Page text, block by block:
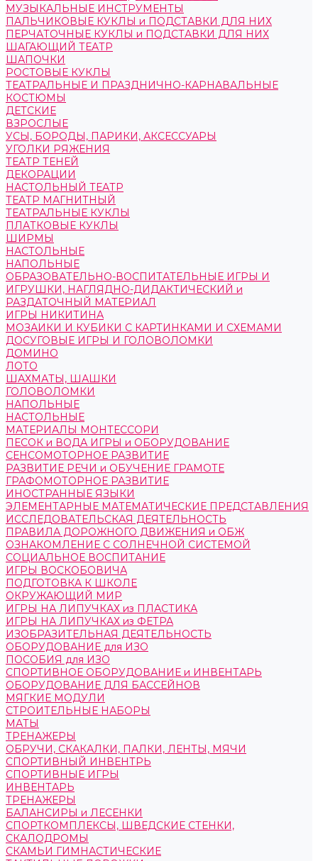
МУЗЫКАЛЬНЫЕ ИНСТРУМЕНТЫ
ПАЛЬЧИКОВЫЕ КУКЛЫ и ПОДСТАВКИ ДЛЯ НИХ
ПЕРЧАТОЧНЫЕ КУКЛЫ и ПОДСТАВКИ ДЛЯ НИХ
ШАГАЮЩИЙ ТЕАТР
ШАПОЧКИ
РОСТОВЫЕ КУКЛЫ
ТЕАТРАЛЬНЫЕ И ПРАЗДНИЧНО-КАРНАВАЛЬНЫЕ
КОСТЮМЫ
ДЕТСКИЕ
ВЗРОСЛЫЕ
УСЫ, БОРОДЫ, ПАРИКИ, АКСЕССУАРЫ
УГОЛКИ РЯЖЕНИЯ
ТЕАТР ТЕНЕЙ
ДЕКОРАЦИИ
НАСТОЛЬНЫЙ ТЕАТР
ТЕАТР МАГНИТНЫЙ
ТЕАТРАЛЬНЫЕ КУКЛЫ
ПЛАТКОВЫЕ КУКЛЫ
ШИРМЫ
НАСТОЛЬНЫЕ
НАПОЛЬНЫЕ
ОБРАЗОВАТЕЛЬНО-ВОСПИТАТЕЛЬНЫЕ ИГРЫ И
ИГРУШКИ, НАГЛЯДНО-ДИДАКТИЧЕСКИЙ и
РАЗДАТОЧНЫЙ МАТЕРИАЛ
ИГРЫ НИКИТИНА
МОЗАИКИ И КУБИКИ С КАРТИНКАМИ И СХЕМАМИ
ДОСУГОВЫЕ ИГРЫ И ГОЛОВОЛОМКИ
ДОМИНО
ЛОТО
ШАХМАТЫ, ШАШКИ
ГОЛОВОЛОМКИ
НАПОЛЬНЫЕ
НАСТОЛЬНЫЕ
МАТЕРИАЛЫ МОНТЕССОРИ
ПЕСОК и ВОДА ИГРЫ и ОБОРУДОВАНИЕ
СЕНСОМОТОРНОЕ РАЗВИТИЕ
РАЗВИТИЕ РЕЧИ и ОБУЧЕНИЕ ГРАМОТЕ
ГРАФОМОТОРНОЕ РАЗВИТИЕ
ИНОСТРАННЫЕ ЯЗЫКИ
ЭЛЕМЕНТАРНЫЕ МАТЕМАТИЧЕСКИЕ ПРЕДСТАВЛЕНИЯ
ИССЛЕДОВАТЕЛЬСКАЯ ДЕЯТЕЛЬНОСТЬ
ПРАВИЛА ДОРОЖНОГО ДВИЖЕНИЯ и ОБЖ
ОЗНАКОМЛЕНИЕ С СОЛНЕЧНОЙ СИСТЕМОЙ
СОЦИАЛЬНОЕ ВОСПИТАНИЕ
ИГРЫ ВОСКОБОВИЧА
ПОДГОТОВКА К ШКОЛЕ
ОКРУЖАЮЩИЙ МИР
ИГРЫ НА ЛИПУЧКАХ из ПЛАСТИКА
ИГРЫ НА ЛИПУЧКАХ из ФЕТРА
ИЗОБРАЗИТЕЛЬНАЯ ДЕЯТЕЛЬНОСТЬ
ОБОРУДОВАНИЕ для ИЗО
ПОСОБИЯ для ИЗО
СПОРТИВНОЕ ОБОРУДОВАНИЕ и ИНВЕНТАРЬ
ОБОРУДОВАНИЕ ДЛЯ БАССЕЙНОВ
МЯГКИЕ МОДУЛИ
СТРОИТЕЛЬНЫЕ НАБОРЫ
МАТЫ
ТРЕНАЖЕРЫ
ОБРУЧИ, СКАКАЛКИ, ПАЛКИ, ЛЕНТЫ, МЯЧИ
СПОРТИВНЫЙ ИНВЕНТРЬ
СПОРТИВНЫЕ ИГРЫ
ИНВЕНТАРЬ
ТРЕНАЖЕРЫ
БАЛАНСИРЫ и ЛЕСЕНКИ
СПОРТКОМПЛЕКСЫ, ШВЕДСКИЕ СТЕНКИ,
СКАЛОДРОМЫ
СКАМЬИ ГИМНАСТИЧЕСКИЕ